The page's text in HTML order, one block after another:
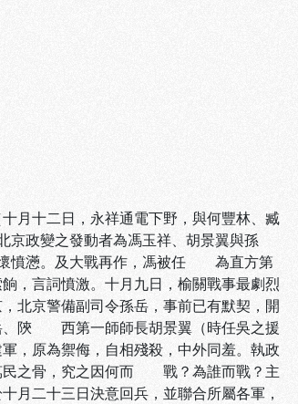
十二日，永祥通電下野，與何豐林、臧
政變之發動者為馮玉祥、胡景翼與孫
憤懣。及大戰再作，馮被任 為直方第
言詞憤激。十月九日，榆關戰事最劇烈
京警備副司令孫岳，事前已有默契，開
、陝 西第一師師長胡景翼（時任吳之援
原為禦侮，自相殘殺，中外同羞。執政
民之骨，究之因何而 戰？為誰而戰？主
二十三日決意回兵，並聯合所屬各軍，